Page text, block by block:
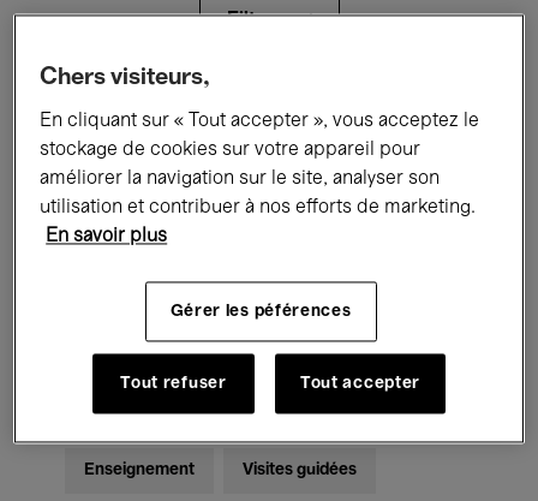
Filtres
Expositions Films Performances
Rencontres & Débats Jazz
Musique électronique
Pour tous Kids’ Palace
Enseignement Visites guidées
Chers visiteurs,
En cliquant sur « Tout accepter », vous acceptez le
stockage de cookies sur votre appareil pour
améliorer la navigation sur le site, analyser son
utilisation et contribuer à nos efforts de marketing.
En savoir plus
Gérer les péférences
Tout refuser Tout accepter